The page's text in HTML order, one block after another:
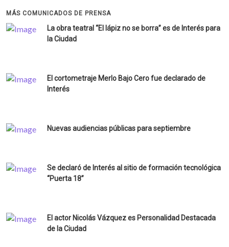
MÁS COMUNICADOS DE PRENSA
La obra teatral “El lápiz no se borra” es de Interés para
la Ciudad
El cortometraje Merlo Bajo Cero fue declarado de
Interés
Nuevas audiencias públicas para septiembre
Se declaró de Interés al sitio de formación tecnológica
“Puerta 18”
El actor Nicolás Vázquez es Personalidad Destacada
de la Ciudad